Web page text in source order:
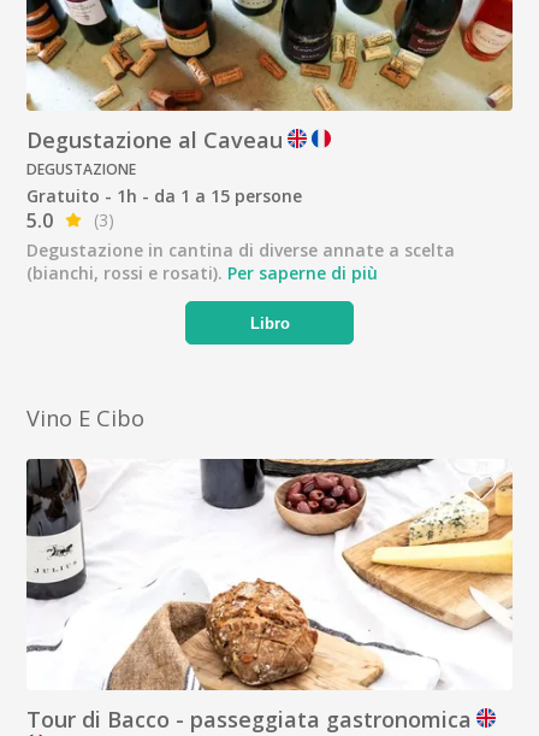
Degustazione al Caveau
DEGUSTAZIONE
Gratuito - 1h - da 1 a 15 persone
5.0
(3)
Degustazione in cantina di diverse annate a scelta
(bianchi, rossi e rosati). Per saperne di più
Libro
Vino E Cibo
Tour di Bacco - passeggiata gastronomica